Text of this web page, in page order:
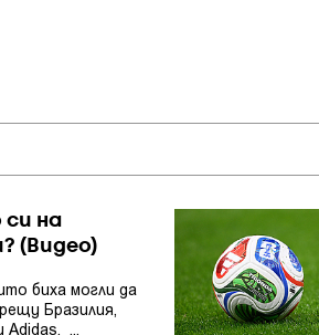
си на
(Видео)
биха могли да
Бразилия,
Adidas. ...